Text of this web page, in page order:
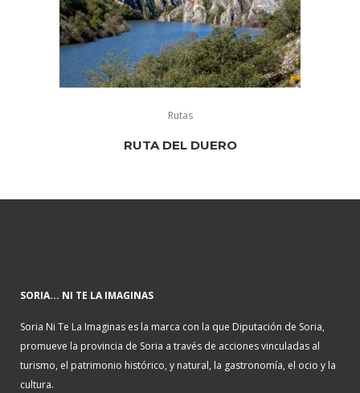
Rutas
RUTA DEL DUERO
SORIA... NI TE LA IMAGINAS
Soria Ni Te La Imaginas es la marca con la que Diputación de Soria,
promueve la provincia de Soria a través de acciones vinculadas al
turismo, el patrimonio histórico, y natural, la gastronomía, el ocio y la
cultura.